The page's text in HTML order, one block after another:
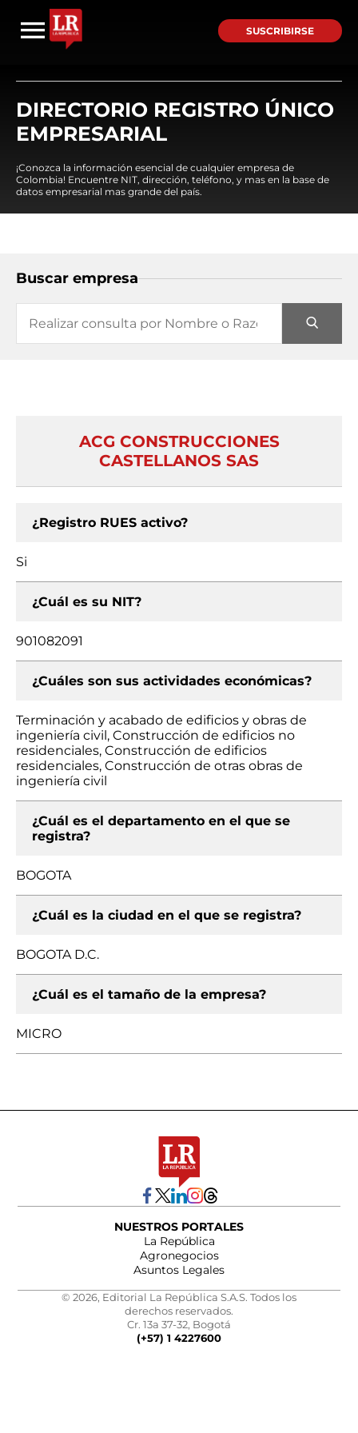
SUSCRIBIRSE
DIRECTORIO REGISTRO ÚNICO
EMPRESARIAL
¡Conozca la información esencial de cualquier empresa de
Colombia! Encuentre NIT, dirección, teléfono, y mas en la base de
datos empresarial mas grande del país.
Buscar empresa
ACG CONSTRUCCIONES
CASTELLANOS SAS
¿Registro RUES activo?
Si
¿Cuál es su NIT?
901082091
¿Cuáles son sus actividades económicas?
Terminación y acabado de edificios y obras de
ingeniería civil, Construcción de edificios no
residenciales, Construcción de edificios
residenciales, Construcción de otras obras de
ingeniería civil
¿Cuál es el departamento en el que se
registra?
BOGOTA
¿Cuál es la ciudad en el que se registra?
BOGOTA D.C.
¿Cuál es el tamaño de la empresa?
MICRO
NUESTROS PORTALES
La República
Agronegocios
Asuntos Legales
© 2026, Editorial La República S.A.S. Todos los
derechos reservados.
Cr. 13a 37-32, Bogotá
(+57) 1 4227600